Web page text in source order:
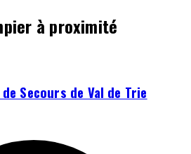
à proximité
Secours de Val de Trie